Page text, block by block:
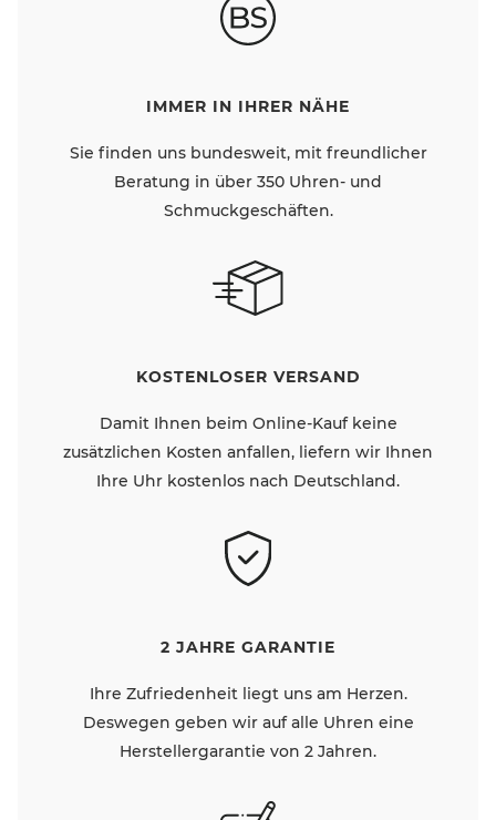
IMMER IN IHRER NÄHE
Sie finden uns bundesweit, mit freundlicher
Beratung in über 350 Uhren- und
Schmuckgeschäften.
KOSTENLOSER VERSAND
Damit Ihnen beim Online-Kauf keine
zusätzlichen Kosten anfallen, liefern wir Ihnen
Ihre Uhr kostenlos nach Deutschland.
2 JAHRE GARANTIE
Ihre Zufriedenheit liegt uns am Herzen.
Deswegen geben wir auf alle Uhren eine
Herstellergarantie von 2 Jahren.